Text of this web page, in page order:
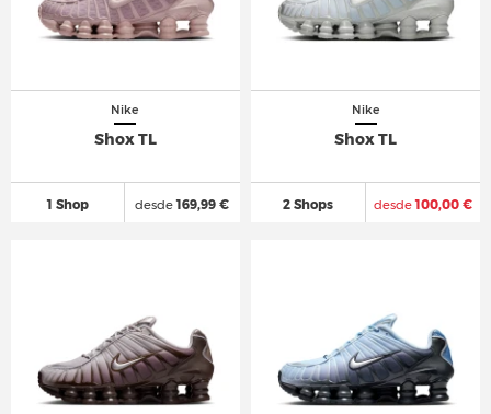
Nike
Shox TL
1 Shop desde169,99 €
Nike
Shox TL
2 Shops desde100,00 €